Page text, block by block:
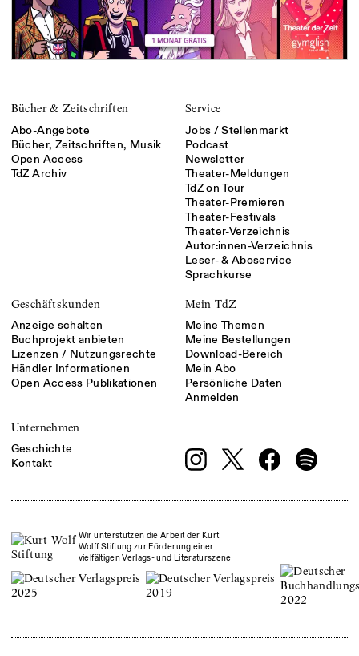
Bücher & Zeitschriften
Abo-Angebote
Bücher, Zeitschriften, Musik
Open Access
TdZ Archiv
Service
Jobs / Stellenmarkt
Podcast
Newsletter
Theater-Meldungen
TdZ on Tour
Theater-Premieren
Theater-Festivals
Theater-Verzeichnis
Autor:innen-Verzeichnis
Leser- & Aboservice
Sprachkurse
Geschäftskunden
Anzeige schalten
Buchprojekt anbieten
Lizenzen / Nutzungsrechte
Händler Informationen
Open Access Publikationen
Mein TdZ
Meine Themen
Meine Bestellungen
Download-Bereich
Mein Abo
Persönliche Daten
Anmelden
Unternehmen
Geschichte
Kontakt
Wir unterstützen die Arbeit der Kurt
Wolff Stiftung zur Förderung einer
vielfältigen Verlags- und Literaturszene